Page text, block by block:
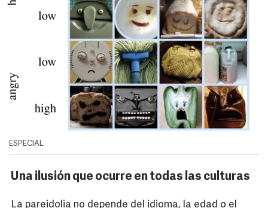
ESPECIAL
Una ilusión que ocurre en todas las culturas
La pareidolia no depende del idioma, la edad o el